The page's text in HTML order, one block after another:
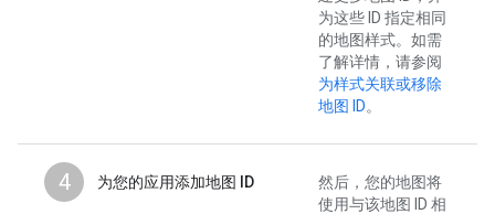
为这些 ID 指定相同
的地图样式。如需
了解详情，请参阅
为样式关联或移除
地图 ID。
4 为您的应用添加地图 ID
然后，您的地图将
使用与该地图 ID 相